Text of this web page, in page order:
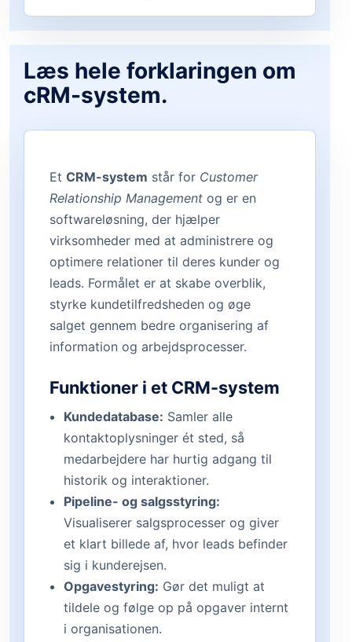
Læs hele forklaringen om
cRM-system.
Et CRM-system står for Customer
Relationship Management og er en
softwareløsning, der hjælper
virksomheder med at administrere og
optimere relationer til deres kunder og
leads. Formålet er at skabe overblik,
styrke kundetilfredsheden og øge
salget gennem bedre organisering af
information og arbejdsprocesser.
Funktioner i et CRM-system
Kundedatabase: Samler alle
kontaktoplysninger ét sted, så
medarbejdere har hurtig adgang til
historik og interaktioner.
Pipeline- og salgsstyring:
Visualiserer salgsprocesser og giver
et klart billede af, hvor leads befinder
sig i kunderejsen.
Opgavestyring: Gør det muligt at
tildele og følge op på opgaver internt
i organisationen.